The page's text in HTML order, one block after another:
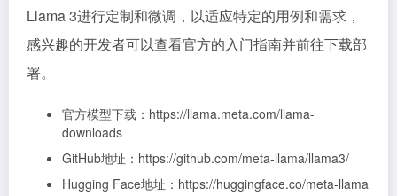
Llama 3进行定制和微调，以适应特定的用例和需求，
感兴趣的开发者可以查看官方的入门指南并前往下载部
署。
官方模型下载：https://llama.meta.com/llama-
downloads
GitHub地址：https://github.com/meta-llama/llama3/
Hugging Face地址：https://huggingface.co/meta-llama